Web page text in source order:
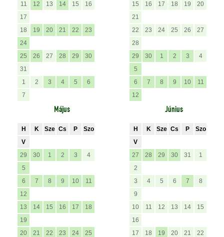
11
12 13 14 15
16
17
18
19 20 21 22
23
24
25
26 27 28 29
30
31
1
2 3 4 5
6
7
15
16 17 18 19
20
21
22
23 24 25 26
27
28
29
30 1 2 3
4
5
6
7 8 9 10
11
12
Május
H K Sze Cs P
Szo
V
29
30 1 2 3
4
5
6
7 8 9 10
11
12
13
14 15 16 17
18
19
20
21 22 23 24
25
Június
H K Sze Cs P
Szo
V
27
28 29 30 31
1
2
3
4 5 6 7
8
9
10
11 12 13 14
15
16
17
18 19 20 21
22